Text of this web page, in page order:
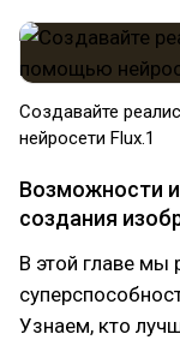
Создавайте
нейросети Flux.1
Возможности
создания
В этой главе мы
Узнаем, кто